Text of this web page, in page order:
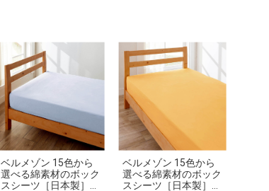
ベルメゾン 15色から
選べる綿素材のボック
スシーツ［日本製］
ベルメゾン 15色から
選べる綿素材のボック
スシーツ［日本製］